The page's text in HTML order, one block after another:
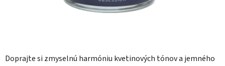
Doprajte si zmyselnú harmóniu kvetinových tónov a jemného